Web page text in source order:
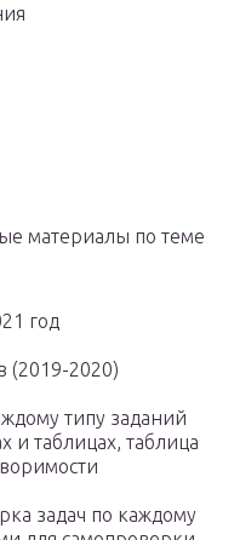
материалы по теме
год
(2019-2020)
типу заданий
и таблицах, таблица
задач по каждому